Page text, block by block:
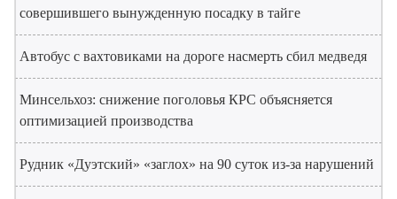
совершившего вынужденную посадку в тайге
Автобус с вахтовиками на дороге насмерть сбил медведя
Минсельхоз: снижение поголовья КРС объясняется
оптимизацией производства
Рудник «Дуэтский» «заглох» на 90 суток из-за нарушений